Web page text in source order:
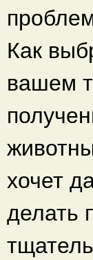
Как
вашем
хочет
делать